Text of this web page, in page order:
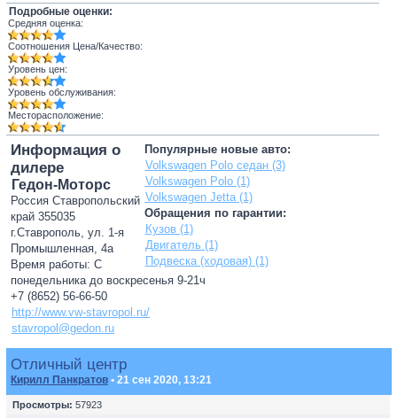
Подробные оценки:
Средняя оценка:
Соотношения Цена/Качество:
Уровень цен:
Уровень обслуживания:
Месторасположение:
Популярные новые авто:
Volkswagen Polo седан (3)
Volkswagen Polo (1)
Volkswagen Jetta (1)
Обращения по гарантии:
Кузов (1)
Двигатель (1)
Подвеска (ходовая) (1)
Информация о
дилере
Гедон-Моторс
Россия Ставропольский
край 355035
г.Ставрополь, ул. 1-я
Промышленная, 4а
Время работы: С
понедельника до воскресенья 9-21ч
+7 (8652) 56-66-50
http://www.vw-stavropol.ru/
stavropol@gedon.ru
Отличный центр
Кирилл Панкратов • 21 сен 2020, 13:21
Просмотры: 57923